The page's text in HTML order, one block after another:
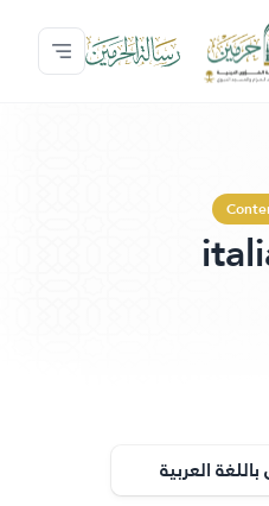
العربية